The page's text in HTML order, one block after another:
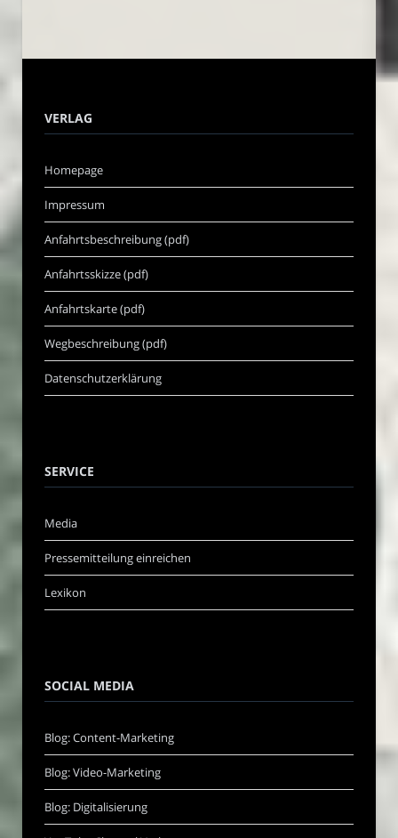
VERLAG
Homepage
Impressum
Anfahrtsbeschreibung (pdf)
Anfahrtsskizze (pdf)
Anfahrtskarte (pdf)
Wegbeschreibung (pdf)
Datenschutzerklärung
SERVICE
Media
Pressemitteilung einreichen
Lexikon
SOCIAL MEDIA
Blog: Content-Marketing
Blog: Video-Marketing
Blog: Digitalisierung